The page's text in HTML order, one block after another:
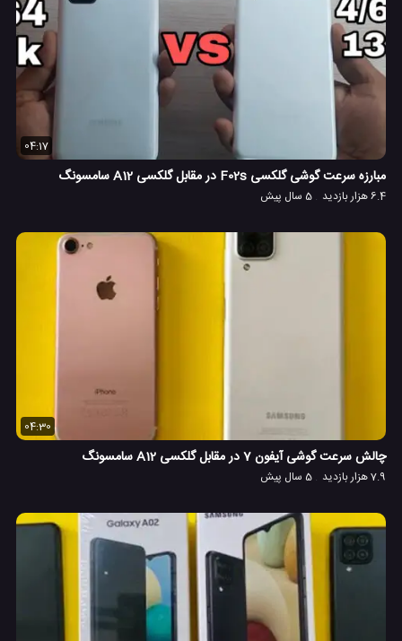
04:17
مبارزه سرعت گوشی گلکسی F02s در مقابل گلکسی A12 سامسونگ
6.4 هزار بازدید 5 سال پیش
04:30
چالش سرعت گوشی آیفون 7 در مقابل گلکسی A12 سامسونگ
7.9 هزار بازدید 5 سال پیش